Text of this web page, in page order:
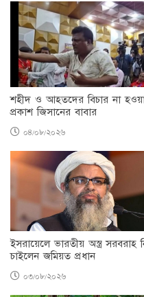
শহীদ ও আহতদের বিচার না
প্রকাশ জিসানের বাবার
০৪/০৮/২০২৬
ইসরায়েলে ভারতীয় অস্ত্র
চাইলেন জমিয়ত প্রধান
০৩/০৮/২০২৬